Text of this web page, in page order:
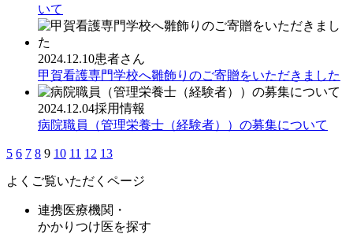
いて
2024.12.10患者さん
甲賀看護専門学校へ雛飾りのご寄贈をいただきました
2024.12.04採用情報
病院職員（管理栄養士（経験者））の募集について
5 6 7 8 9 10 11 12 13
よくご覧いただくページ
連携医療機関・
かかりつけ医を探す